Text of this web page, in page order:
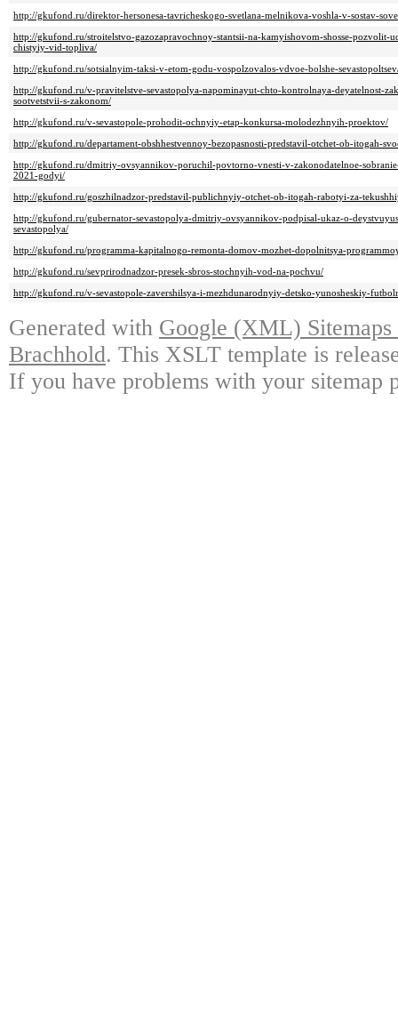
http://gkufond.ru/direktor-hersonesa-tavricheskogo-svetlana-melnikova-voshla-v-sostav-
http://gkufond.ru/stroitelstvo-gazozapravochnoy-stantsii-na-kamyishovom-shosse-pozvolit-
chistyiy-vid-topliva/
http://gkufond.ru/sotsialnyim-taksi-v-etom-godu-vospolzovalos-vdvoe-bolshe-
http://gkufond.ru/v-pravitelstve-sevastopolya-napominayut-chto-kontrolnaya-deyatelnost-
sootvetstvii-s-zakonom/
http://gkufond.ru/v-sevastopole-prohodit-ochnyiy-etap-konkursa-molodezhnyih-proektov/
http://gkufond.ru/departament-obshhestvennoy-bezopasnosti-predstavil-otchet-ob-itogah-
http://gkufond.ru/dmitriy-ovsyannikov-poruchil-povtorno-vnesti-v-zakonodatelnoe-
2021-godyi/
http://gkufond.ru/goszhilnadzor-predstavil-publichnyiy-otchet-ob-itogah-rabotyi-za-
http://gkufond.ru/gubernator-sevastopolya-dmitriy-ovsyannikov-podpisal-ukaz-o-
sevastopolya/
http://gkufond.ru/programma-kapitalnogo-remonta-domov-mozhet-dopolnitsya-
http://gkufond.ru/sevprirodnadzor-presek-sbros-stochnyih-vod-na-pochvu/
http://gkufond.ru/v-sevastopole-zavershilsya-i-mezhdunarodnyiy-detsko-yunosheskiy-
Generated with Google (XML)
Brachhold. This XSLT template is
If you have problems with your sitemap